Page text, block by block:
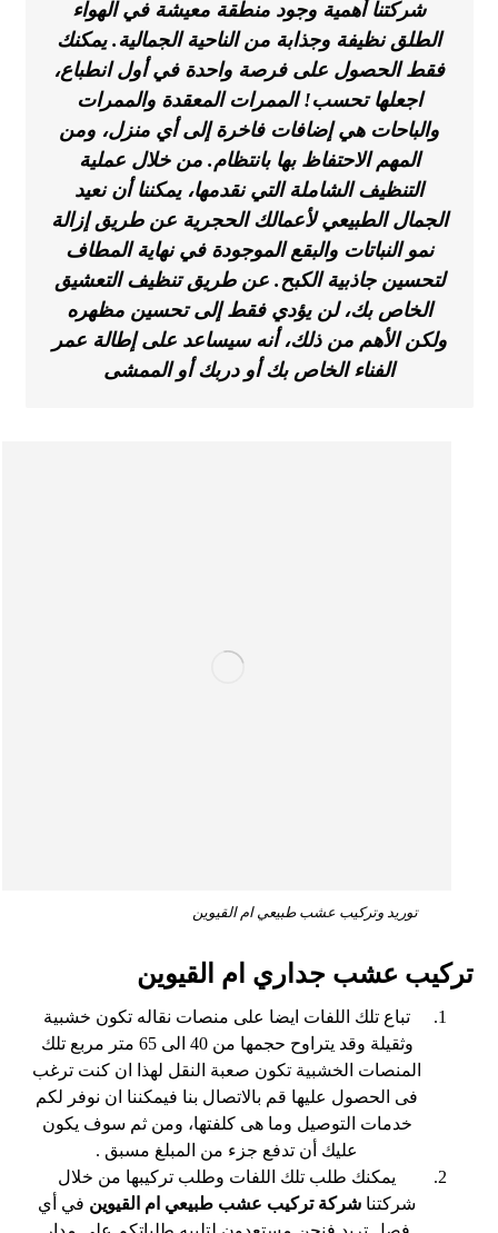
شركتنا أهمية وجود منطقة معيشة في الهواء
الطلق نظيفة وجذابة من الناحية الجمالية. يمكنك
فقط الحصول على فرصة واحدة في أول انطباع،
اجعلها تحسب! الممرات المعقدة والممرات
والباحات هي إضافات فاخرة إلى أي منزل، ومن
المهم الاحتفاظ بها بانتظام. من خلال عملية
التنظيف الشاملة التي نقدمها، يمكننا أن نعيد
الجمال الطبيعي لأعمالك الحجرية عن طريق إزالة
نمو النباتات والبقع الموجودة في نهاية المطاف
لتحسين جاذبية الكبح. عن طريق تنظيف التعشيق
الخاص بك، لن يؤدي فقط إلى تحسين مظهره
ولكن الأهم من ذلك، أنه سيساعد على إطالة عمر
الفناء الخاص بك أو دربك أو الممشى
توريد وتركيب عشب طبيعي ام القيوين
تركيب عشب جداري ام القيوين
تباع تلك اللفات ايضا على منصات نقاله تكون خشبية
وثقيلة وقد يتراوح حجمها من 40 الى 65 متر مربع تلك
المنصات الخشبية تكون صعبة النقل لهذا ان كنت ترغب
فى الحصول عليها قم بالاتصال بنا فيمكننا ان نوفر لكم
خدمات التوصيل وما هى كلفتها، ومن ثم سوف يكون
عليك أن تدفع جزء من المبلغ مسبق .
يمكنك طلب تلك اللفات وطلب تركيبها من خلال
شركتنا شركة تركيب عشب طبيعي ام القيوين في أي